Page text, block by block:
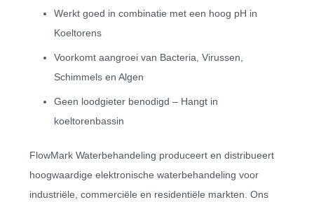
Werkt goed in combinatie met een hoog pH in
Koeltorens
Voorkomt aangroei van Bacteria, Virussen,
Schimmels en Algen
Geen loodgieter benodigd – Hangt in
koeltorenbassin
FlowMark Waterbehandeling produceert en distribueert
hoogwaardige elektronische waterbehandeling voor
industriële, commerciële en residentiële markten. Ons